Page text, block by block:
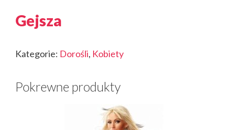
Gejsza
Kategorie: Dorośli, Kobiety
Pokrewne produkty